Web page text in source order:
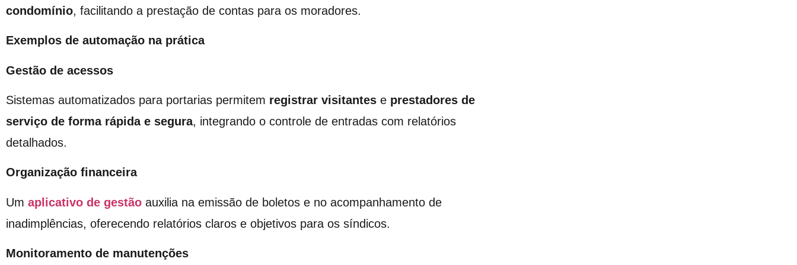
condomínio, facilitando a prestação de contas para os moradores.
Exemplos de automação na prática
Gestão de acessos
Sistemas automatizados para portarias permitem registrar visitantes e prestadores de
serviço de forma rápida e segura, integrando o controle de entradas com relatórios
detalhados.
Organização financeira
Um aplicativo de gestão auxilia na emissão de boletos e no acompanhamento de
inadimplências, oferecendo relatórios claros e objetivos para os síndicos.
Monitoramento de manutenções